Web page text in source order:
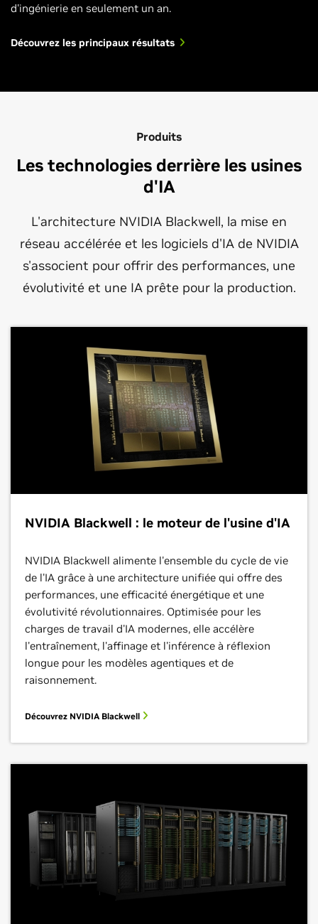
d'ingénierie en seulement un an.
Découvrez les principaux résultats
Produits
Les technologies derrière les usines
d'IA
L'architecture NVIDIA Blackwell, la mise en
réseau accélérée et les logiciels d'IA de NVIDIA
s'associent pour offrir des performances, une
évolutivité et une IA prête pour la production.
NVIDIA Blackwell : le moteur de l'usine d'IA
NVIDIA Blackwell alimente l'ensemble du cycle de vie
de l'IA grâce à une architecture unifiée qui offre des
performances, une efficacité énergétique et une
évolutivité révolutionnaires. Optimisée pour les
charges de travail d'IA modernes, elle accélère
l'entraînement, l'affinage et l'inférence à réflexion
longue pour les modèles agentiques et de
raisonnement.
Découvrez NVIDIA Blackwell